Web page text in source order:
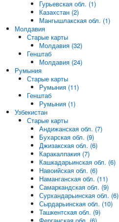
Гурьевская обл. (1)
Казахстан (2)
Мангышлакская обл. (1)
Молдавия
Старые карты
Молдавия (32)
Генштаб
Молдавия (24)
Румыния
Старые карты
Румыния (11)
Генштаб
Румыния (1)
Узбекистан
Старые карты
Андижанская обл. (7)
Бухарская обл. (9)
Джизакская обл. (6)
Каракалпакия (7)
Кашкадарьинская обл. (6)
Навоийская обл. (6)
Наманганская обл. (11)
Самаркандская обл. (9)
Сурхандарьинская обл. (6)
Сырдарьинская обл. (10)
Ташкентская обл. (9)